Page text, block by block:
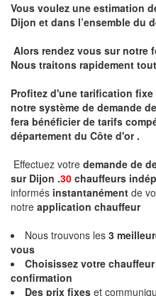
Vous voulez une estimation
Dijon et dans l’ensemble du
Alors rendez vous sur notre
Nous traitons rapidement
Profitez d'une tarification
notre système de demande
fera bénéficier de tarifs
département du Côte d'or .
Effectuez votre demande de
sur Dijon .30 chauffeurs
informés instantanément de
notre application chauffeur
Nous trouvons les 3
vous
Choisissez votre
confirmation
Des prix fixes et